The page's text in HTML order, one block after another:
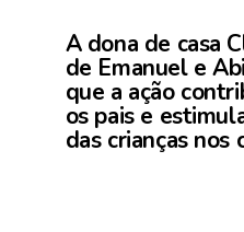
A dona de casa
de Emanuel e
que a ação
os pais e
das crianças nos